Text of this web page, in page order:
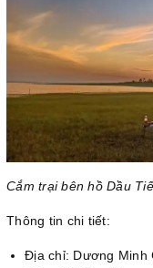
Cắm trại bên hồ Dầu
Thông tin chi tiết:
Địa chỉ: Dương Minh